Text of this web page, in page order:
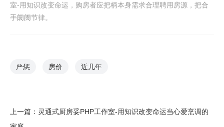
室-用知识改变命运，购房者应把柄本身需求合理聘用房源，把合
手阛阓节律。
严惩 房价 近几年
上一篇： 灵通式厨房妥PHP工作室-用知识改变命运当心爱烹调的